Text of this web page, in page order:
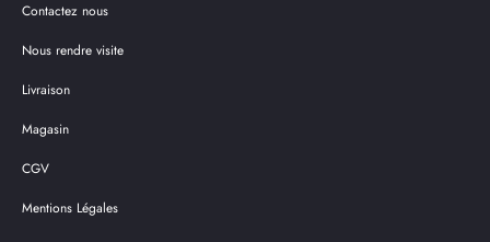
Contactez nous
Nous rendre visite
Livraison
Magasin
CGV
Mentions Légales